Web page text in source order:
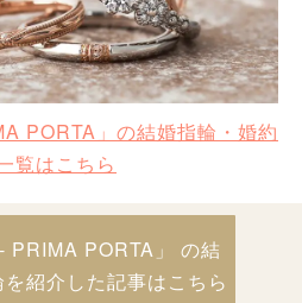
PORTA」の結婚指輪・婚約
覧はこちら
PRIMA PORTA」 の結
紹介した記事はこちら